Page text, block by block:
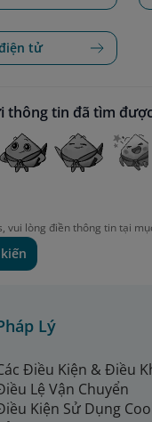
tử
thông tin đã tìm
vui lòng điền thông tin tại
Lý
Điều Kiện & Điều
Lệ Vận Chuyển
Kiện Sử Dụng